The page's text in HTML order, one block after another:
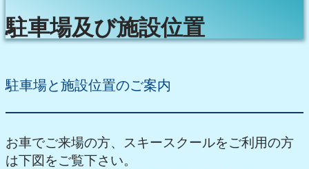
駐車場及び施設位置
駐車場と施設位置のご案内
お車でご来場の方、スキースクールをご利用の方
は下図をご覧下さい。